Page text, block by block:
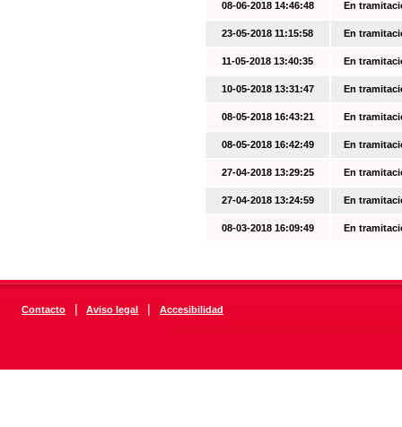
08-06-2018 14:46:48 En
23-05-2018 11:15:58 En
11-05-2018 13:40:35 En
10-05-2018 13:31:47 En
08-05-2018 16:43:21 En
08-05-2018 16:42:49 En
27-04-2018 13:29:25 En
27-04-2018 13:24:59 En
08-03-2018 16:09:49 En
Contacto | Aviso legal | Accesibilidad